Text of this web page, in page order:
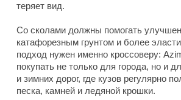
теряет вид.
Со сколами должны помогать
катафорезным грунтом и более
подход нужен именно кроссоверу:
покупать не только для города, но и
и зимних дорог, где кузов регулярно
песка, камней и ледяной крошки.